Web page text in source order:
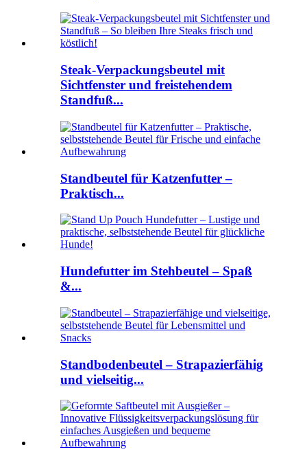
Steak-Verpackungsbeutel mit
Sichtfenster und freistehendem
Standfuß...
Standbeutel für Katzenfutter –
Praktisch...
Hundefutter im Stehbeutel – Spaß
&...
Standbodenbeutel – Strapazierfähig
und vielseitig...